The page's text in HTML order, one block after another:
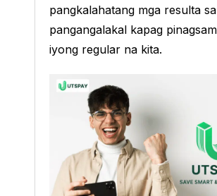
pangkalahatang mga resulta sa
pangangalakal kapag
iyong regular na kita.